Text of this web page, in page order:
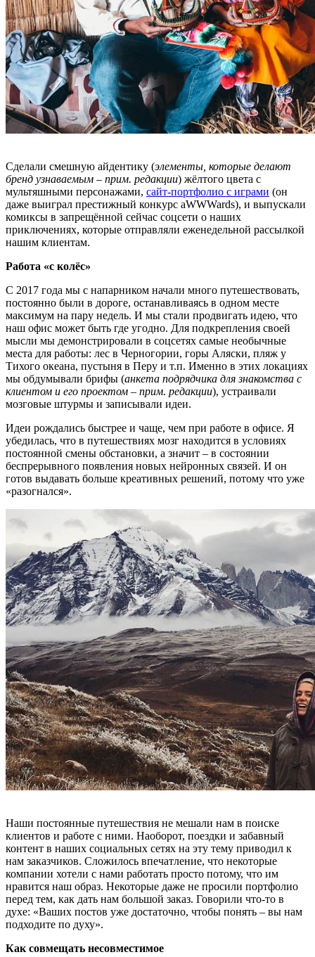
Сделали смешную айдентику (элементы, которые делают
бренд узнаваемым – прим. редакции) жёлтого цвета с
мультяшными персонажами, сайт-портфолио с играми (он
даже выиграл престижный конкурс aWWWards), и выпускали
комиксы в запрещённой сейчас соцсети о наших
приключениях, которые отправляли еженедельной рассылкой
нашим клиентам.
Работа «с колёс»
С 2017 года мы с напарником начали много путешествовать,
постоянно были в дороге, останавливаясь в одном месте
максимум на пару недель. И мы стали продвигать идею, что
наш офис может быть где угодно. Для подкрепления своей
мысли мы демонстрировали в соцсетях самые необычные
места для работы: лес в Черногории, горы Аляски, пляж у
Тихого океана, пустыня в Перу и т.п. Именно в этих локациях
мы обдумывали брифы (анкета подрядчика для знакомства с
клиентом и его проектом – прим. редакции), устраивали
мозговые штурмы и записывали идеи.
Идеи рождались быстрее и чаще, чем при работе в офисе. Я
убедилась, что в путешествиях мозг находится в условиях
постоянной смены обстановки, а значит – в состоянии
беспрерывного появления новых нейронных связей. И он
готов выдавать больше креативных решений, потому что уже
«разогнался».
Наши постоянные путешествия не мешали нам в поиске
клиентов и работе с ними. Наоборот, поездки и забавный
контент в наших социальных сетях на эту тему приводил к
нам заказчиков. Сложилось впечатление, что некоторые
компании хотели с нами работать просто потому, что им
нравится наш образ. Некоторые даже не просили портфолио
перед тем, как дать нам большой заказ. Говорили что-то в
духе: «Ваших постов уже достаточно, чтобы понять – вы нам
подходите по духу».
Как совмещать несовместимое